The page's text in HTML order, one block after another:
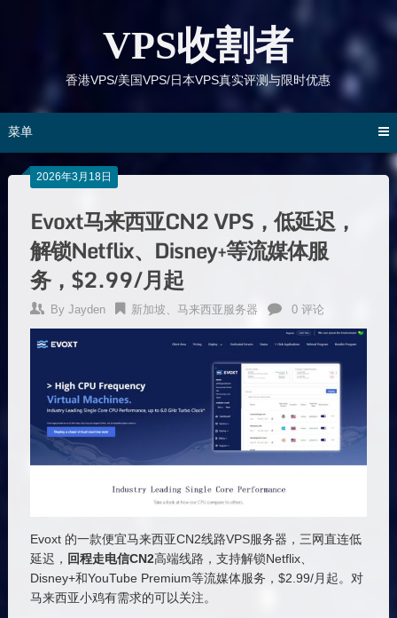
VPS收割者
香港VPS/美国VPS/日本VPS真实评测与限时优惠
菜单
2026年3月18日
Evoxt马来西亚CN2 VPS，低延迟，
解锁Netflix、Disney+等流媒体服
务，$2.99/月起
By Jayden 新加坡、马来西亚服务器 0 评论
Evoxt 的一款便宜马来西亚CN2线路VPS服务器，三网直连低
延迟， 回程走电信CN2高端线路，支持解锁Netflix、
Disney+和YouTube Premium等流媒体服务，$2.99/月起。对
马来西亚小鸡有需求的可以关注。